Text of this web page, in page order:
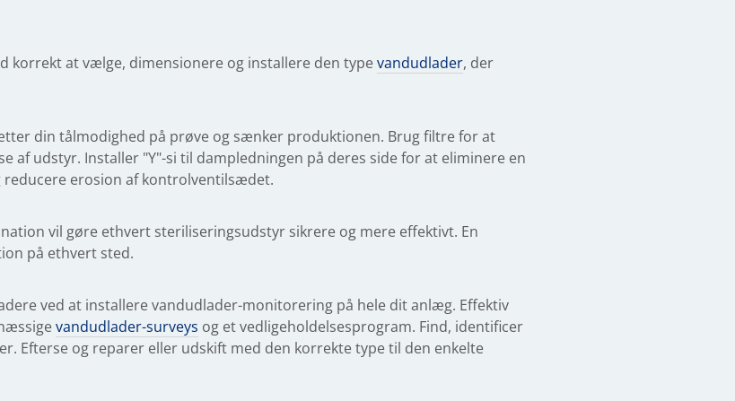
korrekt at vælge, dimensionere og installere den typevandudlader, der
din tålmodighed på prøve og sænker produktionen. Brug filtre for at
af udstyr. Installer "Y"-si til dampledningen på deres side for at eliminere en
erosion af kontrolventilsædet.
vil gøre ethvert steriliseringsudstyr sikrere og mere effektivt. En
på ethvert sted.
ved at installere vandudlader-monitorering på hele dit anlæg. Effektiv
vandudlader-surveys og et vedligeholdelsesprogram. Find, identificer
Efterse og reparer eller udskift med den korrekte type til den enkelte